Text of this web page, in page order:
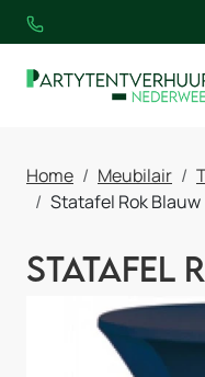
Home Meubilair
Statafel Rok Blauw
Statafel